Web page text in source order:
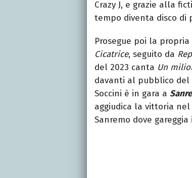
Crazy J, e grazie alla
tempo diventa disco di
Prosegue poi la
Cicatrice, seguito da
del 2023 canta Un
davanti al pubblico del
Soccini è in gara a
aggiudica la vittoria nel
Sanremo dove